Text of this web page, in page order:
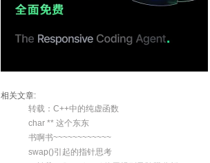
相关文章:
转载：C++中的纯虚函数
char ** 这个东东
书啊书~~~~~~~~~~~~
swap()引起的指针思考